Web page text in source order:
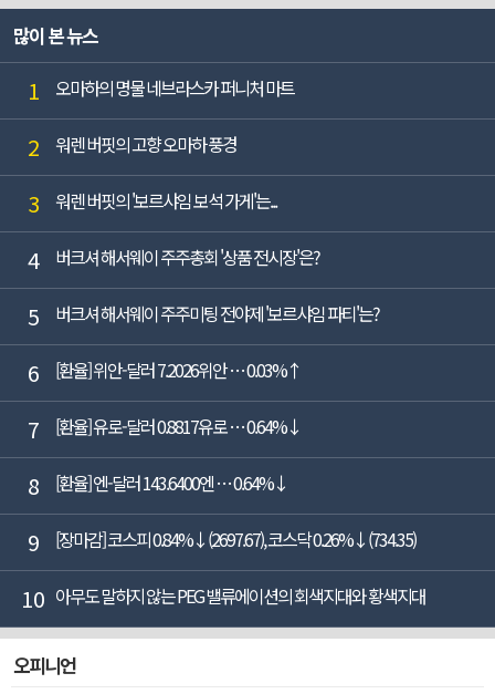
많이 본 뉴스
1 오마하의 명물 네브라스카 퍼니처 마트
2 워렌 버핏의 고향 오마하 풍경
3 워렌 버핏의 '보르샤임 보석 가게'는...
4 버크셔 해서웨이 주주총회 '상품 전시장'은?
5 버크셔 해서웨이 주주미팅 전야제 '보르샤임 파티'는?
6 [환율] 위안-달러 7.2026위안 … 0.03%↑
7 [환율] 유로-달러 0.8817유로 … 0.64%↓
8 [환율] 엔-달러 143.6400엔 … 0.64%↓
9 [장마감] 코스피 0.84%↓(2697.67), 코스닥 0.26%↓(734.35)
10 아무도 말하지 않는 PEG 밸류에이션의 회색지대와 황색지대
오피니언